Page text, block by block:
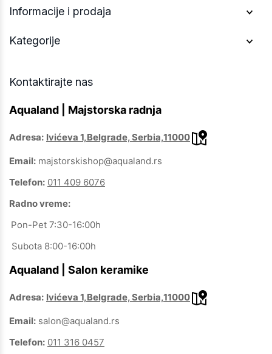
Informacije i prodaja
Kategorije
Kontaktirajte nas
Aqualand | Majstorska radnja
Adresa: Ivićeva 1,Belgrade, Serbia,11000
Email: majstorskishop@aqualand.rs
Telefon: 011 409 6076
Radno vreme:
Pon-Pet 7:30-16:00h
Subota 8:00-16:00h
Aqualand | Salon keramike
Adresa: Ivićeva 1,Belgrade, Serbia,11000
Email: salon@aqualand.rs
Telefon: 011 316 0457